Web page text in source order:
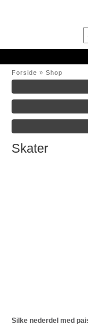
Forside » Shop
KOLLEKTION
Skater
Silke nederdel med